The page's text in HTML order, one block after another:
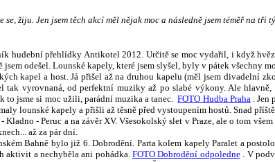
žiju. Jen jsem těch akcí měl nějak moc a následně jsem téměř na tři
hudební přehlídky Antikotel 2012. Určitě se moc vydařil, i když
odešel. Lounské kapely, které jsem slyšel, byly v pátek všechny
kapel a host. Já přišel až na druhou kapelu (měl jsem divadelní
tak vyrovnaná, od perfektní muziky až po slabé výkony. Ale
to jsme si moc užili, parádní muzika a tanec.FOTO Hudba Praha. Jen
lounské kapely a přišli až těsně před vystoupením hostů. Snad
- Peruc a na závěr XV. Všesokolský slet v Praze, ale o tom
až za pár dní.
Bahně bylo již 6. Dobrodění. Parta kolem kapely Paralet a
aktivit a nechyběla ani pohádka. FOTO Dobrodění odpoledne. V